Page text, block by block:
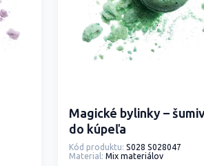
Magické bylinky –
do kúpeľa
Kód produktu: S028 S028047
Material: Mix materiálov